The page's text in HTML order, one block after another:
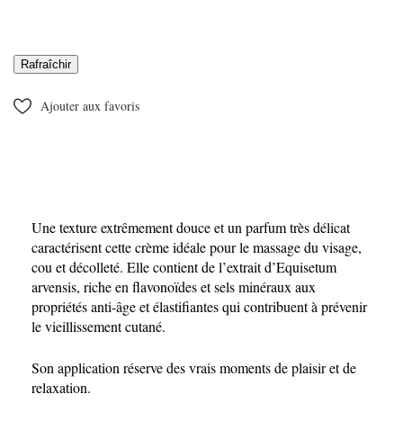
Ajouter aux favoris
Une texture extrêmement douce et un parfum très délicat
caractérisent cette crème idéale pour le massage du visage,
cou et décolleté. Elle contient de l’extrait d’Equisetum
arvensis, riche en flavonoïdes et sels minéraux aux
propriétés anti-âge et élastifiantes qui contribuent à prévenir
le vieillissement cutané.
Son application réserve des vrais moments de plaisir et de
relaxation.